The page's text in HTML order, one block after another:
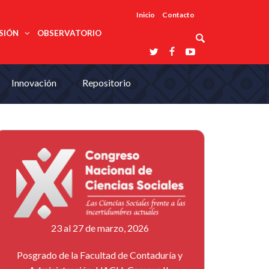
Inicio Contacto
ciencias
pública
social
Asociaciones
profesionales
Grupos de
Laboratorios
nacionales
Entidades
afines
Reconoce
Universidad
En Su 475
Aniversario
OBSERVATORIO
Innovación Repositorio
23 al 27 de marzo, 2026
Posgrado de la Facultad de Contaduría y